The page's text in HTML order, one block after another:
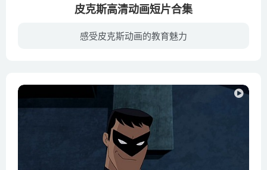
皮克斯高清动画短片合集
感受皮克斯动画的教育魅力